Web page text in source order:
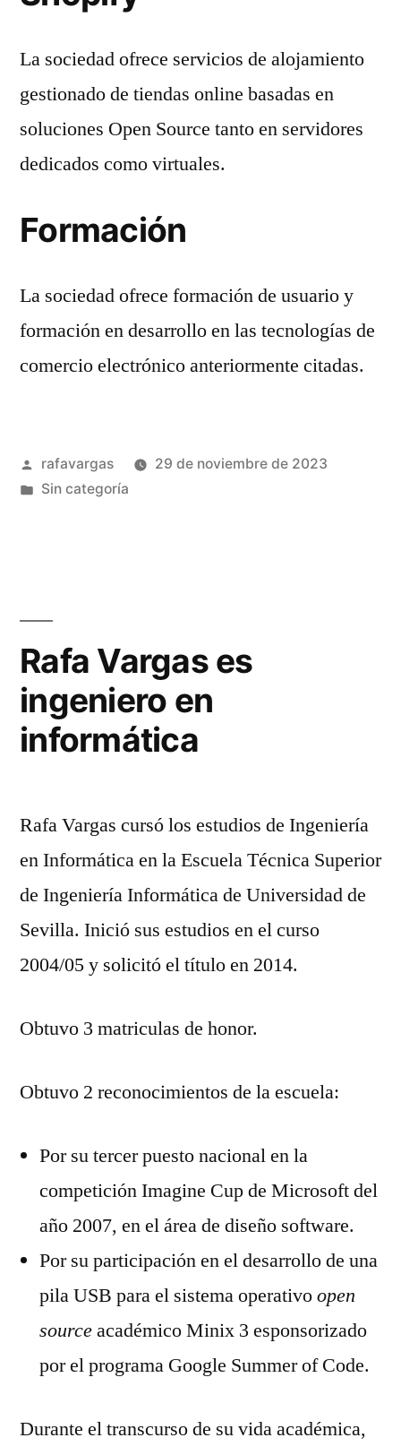
La sociedad ofrece servicios de alojamiento
gestionado de tiendas online basadas en
soluciones Open Source tanto en servidores
dedicados como virtuales.
Formación
La sociedad ofrece formación de usuario y
formación en desarrollo en las tecnologías de
comercio electrónico anteriormente citadas.
Publicado
por
rafavargas
29 de noviembre de 2023
Publicado
Sin categoría
Rafa Vargas es
ingeniero en
informática
Rafa Vargas cursó los estudios de Ingeniería
en Informática en la Escuela Técnica Superior
de Ingeniería Informática de Universidad de
Sevilla. Inició sus estudios en el curso
2004/05 y solicitó el título en 2014.
Obtuvo 3 matriculas de honor.
Obtuvo 2 reconocimientos de la escuela:
Por su tercer puesto nacional en la
competición Imagine Cup de Microsoft del
año 2007, en el área de diseño software.
Por su participación en el desarrollo de una
pila USB para el sistema operativoopen
sourceacadémico Minix 3 esponsorizado
por el programa Google Summer of Code.
Durante el transcurso de su vida académica,